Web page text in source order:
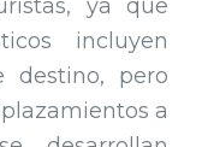
ya que
incluyen
destino, pero
a